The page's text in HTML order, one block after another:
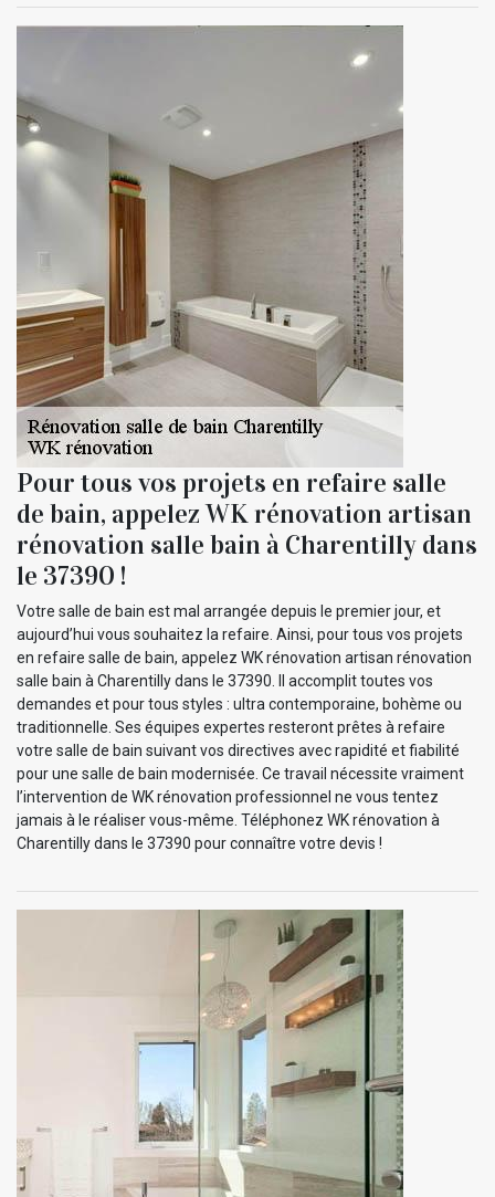
Pour tous vos projets en refaire salle
de bain, appelez WK rénovation artisan
rénovation salle bain à Charentilly dans
le 37390 !
Votre salle de bain est mal arrangée depuis le premier jour, et
aujourd’hui vous souhaitez la refaire. Ainsi, pour tous vos projets
en refaire salle de bain, appelez WK rénovation artisan rénovation
salle bain à Charentilly dans le 37390. Il accomplit toutes vos
demandes et pour tous styles : ultra contemporaine, bohème ou
traditionnelle. Ses équipes expertes resteront prêtes à refaire
votre salle de bain suivant vos directives avec rapidité et fiabilité
pour une salle de bain modernisée. Ce travail nécessite vraiment
l’intervention de WK rénovation professionnel ne vous tentez
jamais à le réaliser vous-même. Téléphonez WK rénovation à
Charentilly dans le 37390 pour connaître votre devis !